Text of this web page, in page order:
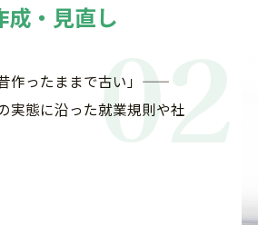
・見直し02
作ったままで古い」——
実態に沿った就業規則や社